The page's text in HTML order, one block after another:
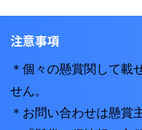
注意事項
＊個々の懸賞関して載
せん。
＊お問い合わせは懸賞